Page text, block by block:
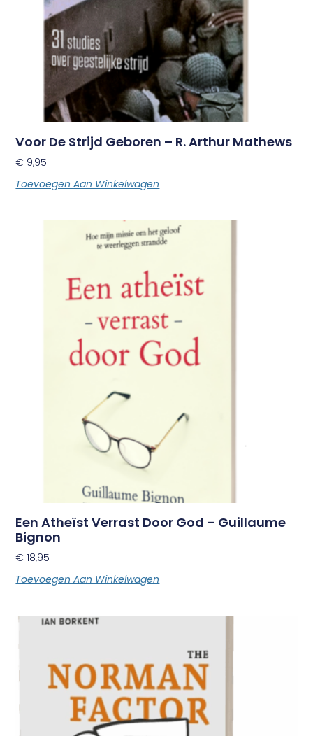
Voor De Strijd Geboren – R. Arthur Mathews
€ 9,95
Toevoegen Aan Winkelwagen
Een Atheïst Verrast Door God – Guillaume
Bignon
€ 18,95
Toevoegen Aan Winkelwagen